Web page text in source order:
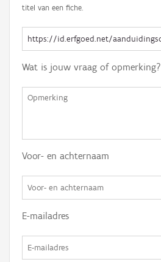
titel van een fiche.
Wat is jouw vraag of opmerking?
Voor- en achternaam
E-mailadres